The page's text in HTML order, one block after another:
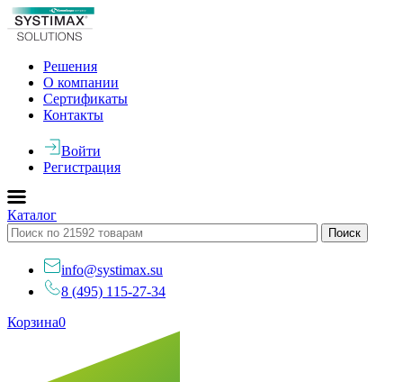
Решения
О компании
Сертификаты
Контакты
Войти
Регистрация
Каталог
info@systimax.su
8 (495) 115-27-34
Корзина0